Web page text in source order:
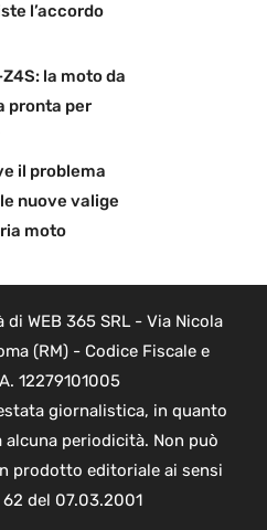
l’accordo
la moto da
pronta per
il problema
nuove valige
moto
WEB 365 SRL - Via Nicola
(RM) - Codice Fiscale e
12279101005
giornalistica, in quanto
periodicità. Non può
prodotto editoriale ai sensi
del 07.03.2001